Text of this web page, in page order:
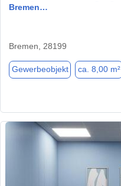
Bremen…
Bremen, 28199
Gewerbeobjekt ca. 8,00 m²